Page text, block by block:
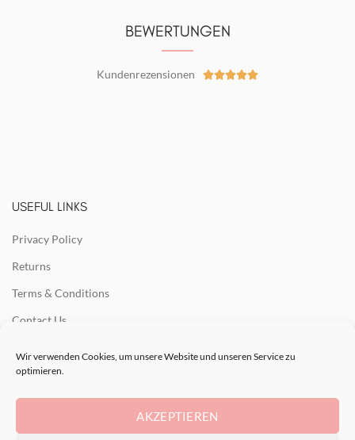
Wir verwenden Cookies, um unsere Website und unseren Service zu
optimieren.
AKZEPTIEREN
BEWERTUNGEN
Kundenrezensionen 
USEFUL LINKS
Privacy Policy
Returns
Terms & Conditions
Contact Us
Our Sitemap